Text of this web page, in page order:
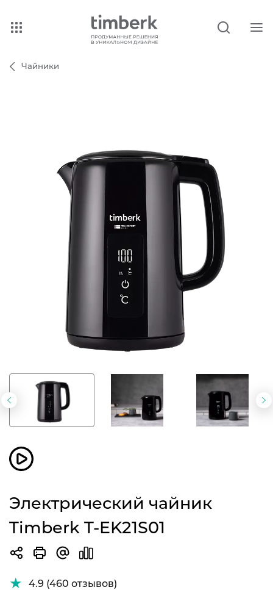
Чайники
Предыдущий
слайд
Электрический чайник
Timberk T-EK21S01
4.9 (460 отзывов)